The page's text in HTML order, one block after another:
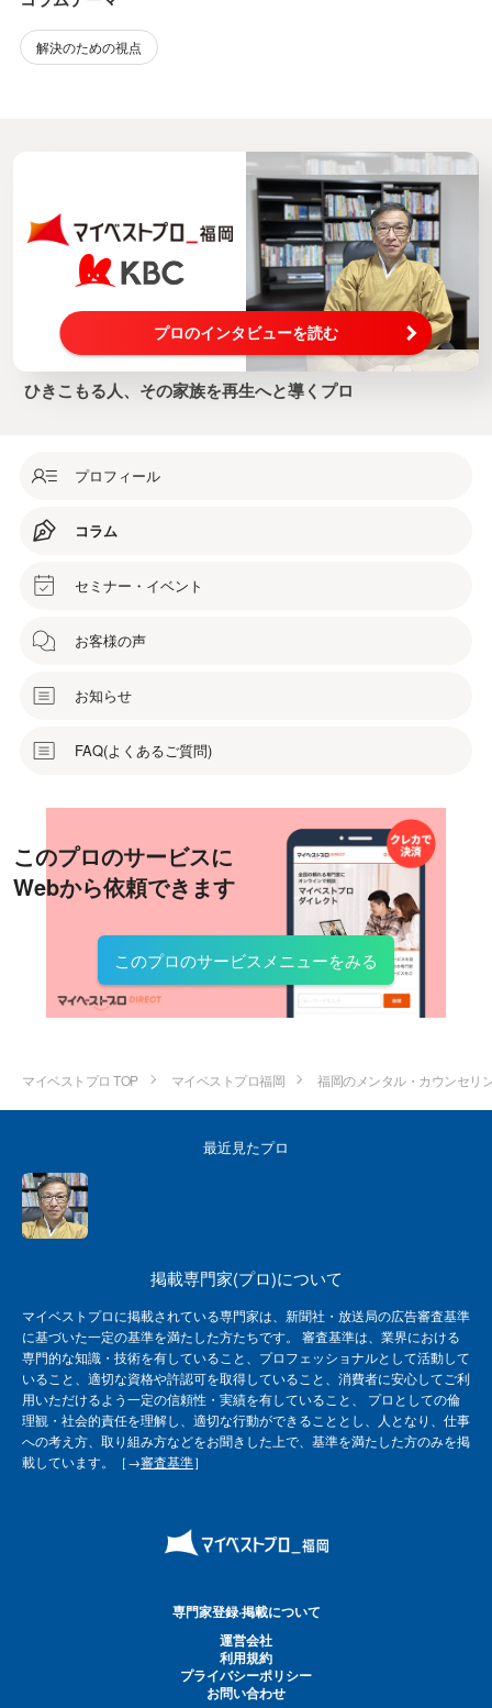
解決のための視点
プロのインタビューを読む
ひきこもる人、その家族を再生へと導くプロ
プロフィール
コラム
セミナー・イベント
お客様の声
お知らせ
FAQ(よくあるご質問)
このプロのサービスに
Webから依頼できます
このプロのサービスメニューをみる
マイベストプロ TOP マイベストプロ福岡 福岡のメンタル・カウンセリ
最近見たプロ
掲載専門家(プロ)について
マイベストプロに掲載されている専門家は、新聞社・放送局の広告審査基準
に基づいた一定の基準を満たした方たちです。 審査基準は、業界における
専門的な知識・技術を有していること、プロフェッショナルとして活動して
いること、適切な資格や許認可を取得していること、消費者に安心してご利
用いただけるよう一定の信頼性・実績を有していること、 プロとしての倫
理観・社会的責任を理解し、適切な行動ができることとし、人となり、仕事
への考え方、取り組み方などをお聞きした上で、基準を満たした方のみを掲
載しています。［→審査基準］
専門家登録·掲載について
運営会社
利用規約
プライバシーポリシー
お問い合わせ